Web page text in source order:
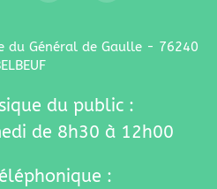
du Général de Gaulle - 76240
du public :
de 8h30 à 12h00
: